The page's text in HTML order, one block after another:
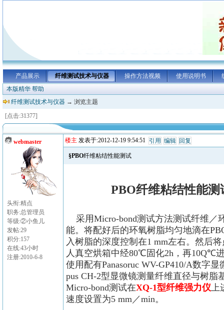
产品展示 纤维测试技术与仪器 操作方法视频 使用说明书
本版精华 帮助
纤维测试技术与仪器 → 浏览主题
[点击:31377]
webmaster
头衔:精点
职务:总管理员
等级:②小鱼儿
发帖:29
积分:157
在线:43小时
注册:2010-6-8
楼主 发表于:2012-12-19 9:54:51 引用 编辑 回复
§PBO纤维粘结性能测试
PBO纤维粘结性能测
采用Micro-bond测试方法测试纤维／
能。将配好后的环氧树脂均匀地滴在
入树脂的深度控制在1 mm左右。然后
人真空烘箱中经80℃固化2h，再10Q℃
使用配有Panasoruc WV-GP410/A数字
pus CH-2型显微镜测量纤维直径与树脂
Micro-bond测试在XQ-1型纤维强力仪上
速度设置为5 mm／min。